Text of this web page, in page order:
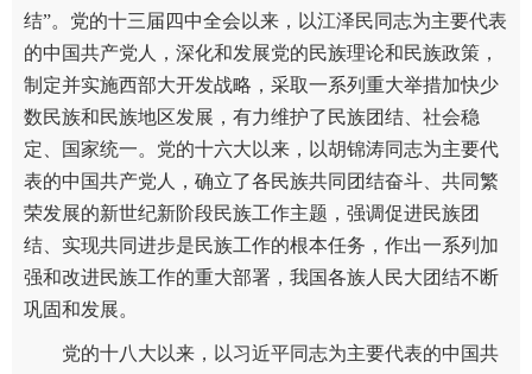
结”。党的十三届四中全会以来，以江泽民同志为主要代表
的中国共产党人，深化和发展党的民族理论和民族政策，
制定并实施西部大开发战略，采取一系列重大举措加快少
数民族和民族地区发展，有力维护了民族团结、社会稳
定、国家统一。党的十六大以来，以胡锦涛同志为主要代
表的中国共产党人，确立了各民族共同团结奋斗、共同繁
荣发展的新世纪新阶段民族工作主题，强调促进民族团
结、实现共同进步是民族工作的根本任务，作出一系列加
强和改进民族工作的重大部署，我国各族人民大团结不断
巩固和发展。
党的十八大以来，以习近平同志为主要代表的中国共